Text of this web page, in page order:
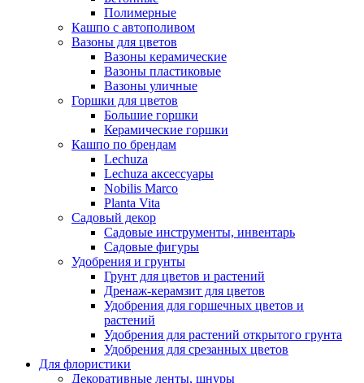
Полимерные
Кашпо с автополивом
Вазоны для цветов
Вазоны керамические
Вазоны пластиковые
Вазоны уличные
Горшки для цветов
Большие горшки
Керамические горшки
Кашпо по брендам
Lechuza
Lechuza аксессуары
Nobilis Marco
Planta Vita
Садовый декор
Садовые инструменты, инвентарь
Садовые фигуры
Удобрения и грунты
Грунт для цветов и растений
Дренаж-керамзит для цветов
Удобрения для горшечных цветов и
растений
Удобрения для растений открытого грунта
Удобрения для срезанных цветов
Для флористики
Декоративные ленты, шнуры